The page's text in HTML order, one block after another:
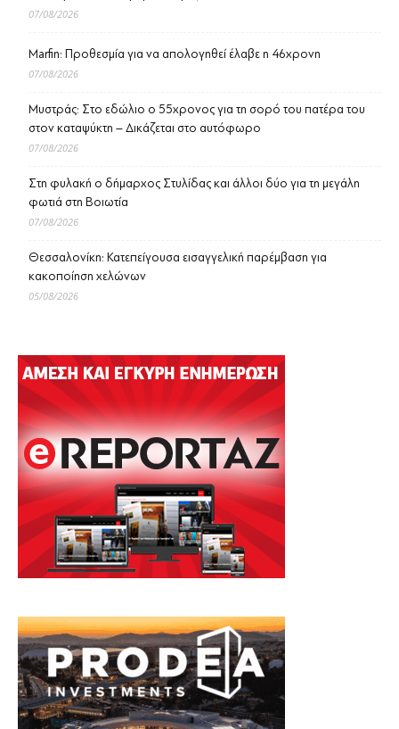
07/08/2026
Marfin: Προθεσμία για να απολογηθεί έλαβε η 46χρονη
07/08/2026
Μυστράς: Στο εδώλιο ο 55χρονος για τη σορό του πατέρα του
στον καταψύκτη – Δικάζεται στο αυτόφωρο
07/08/2026
Στη φυλακή ο δήμαρχος Στυλίδας και άλλοι δύο για τη μεγάλη
φωτιά στη Βοιωτία
07/08/2026
Θεσσαλονίκη: Κατεπείγουσα εισαγγελική παρέμβαση για
κακοποίηση χελώνων
05/08/2026